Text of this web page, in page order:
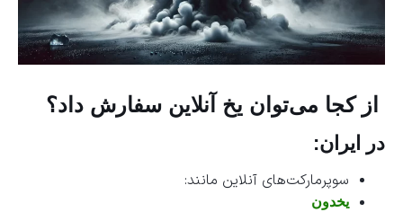
از کجا می‌توان یخ آنلاین سفارش داد؟
در ایران:
سوپرمارکت‌های آنلاین مانند:
یخدون